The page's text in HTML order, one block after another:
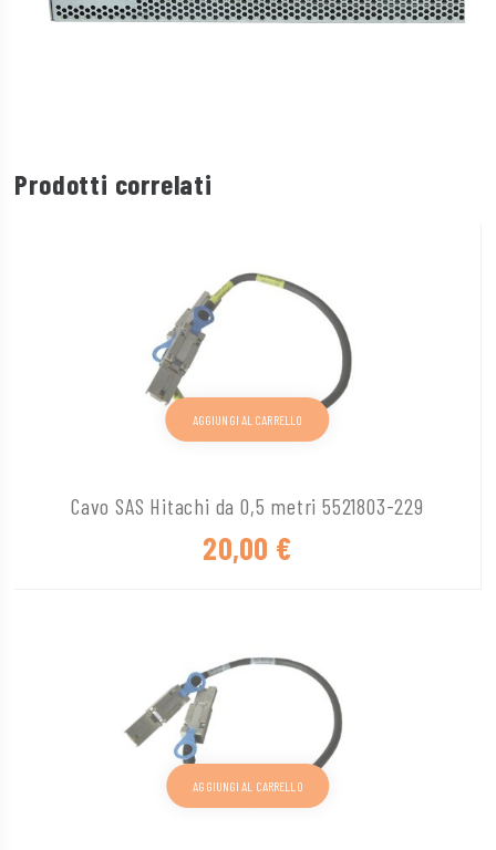
Prodotti correlati
Cavo SAS Hitachi da 0,5 metri 5521803-229
20,00 €
AGGIUNGI AL CARRELLO
AGGIUNGI AL CARRELLO